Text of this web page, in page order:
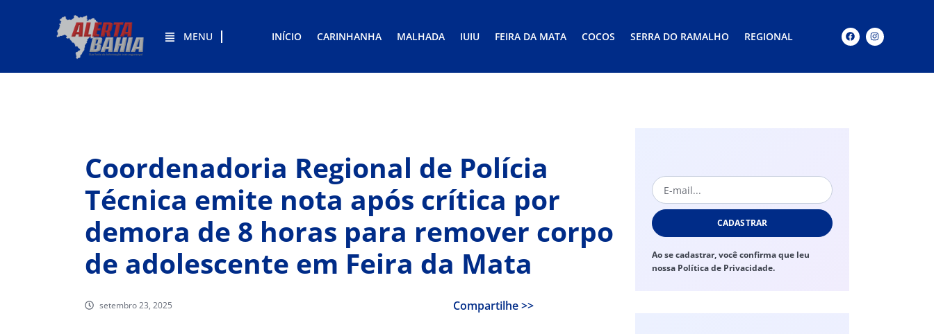
MENU INÍCIO CARINHANHA MALHADA IUIU FEIRA DA MATA COCOS SERRA DO RAMALHO REGIONAL
Coordenadoria Regional de Polícia
Técnica emite nota após crítica por
demora de 8 horas para remover corpo
de adolescente em Feira da Mata
setembro 23, 2025 Compartilhe >>
CADASTRAR
Ao se cadastrar, você confirma que leu
nossa Política de Privacidade.